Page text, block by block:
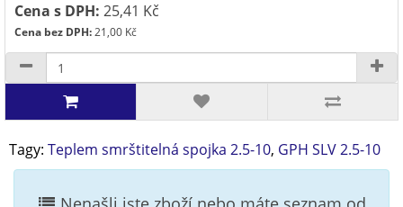
Cena s DPH: 25,41 Kč
Cena bez DPH:21,00 Kč
Tagy: Teplem smrštitelná spojka 2.5-10, GPH SLV 2.5-10